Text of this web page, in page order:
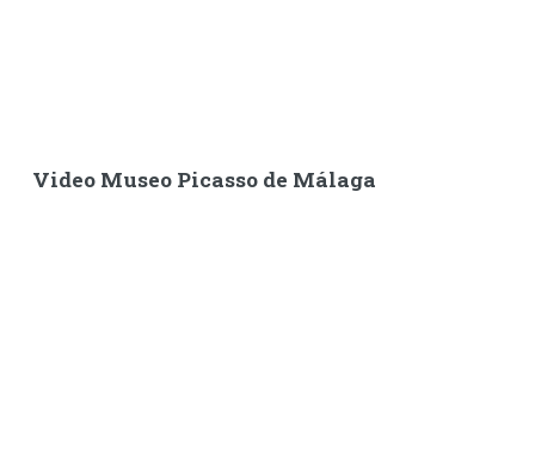
Video Museo Picasso de Málaga